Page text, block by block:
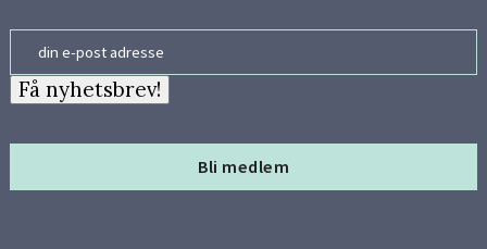
Bli medlem
Få nyhetsbrev!